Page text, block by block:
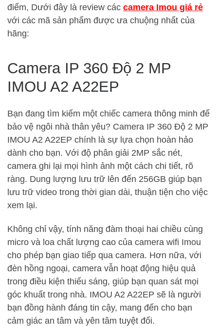
điểm, Dưới đây là review các camera Imou giá rẻ
với các mã sản phẩm được ưa chuộng nhất của
hãng:
Camera IP 360 Độ 2 MP
IMOU A2 A22EP
Bạn đang tìm kiếm một chiếc camera thông minh để
bảo vệ ngôi nhà thân yêu? Camera IP 360 Độ 2 MP
IMOU A2 A22EP chính là sự lựa chọn hoàn hảo
dành cho bạn. Với độ phân giải 2MP sắc nét,
camera ghi lại mọi hình ảnh một cách chi tiết, rõ
ràng. Dung lượng lưu trữ lên đến 256GB giúp bạn
lưu trữ video trong thời gian dài, thuận tiện cho việc
xem lại.
Không chỉ vậy, tính năng đàm thoại hai chiều cùng
micro và loa chất lượng cao của camera wifi Imou
cho phép bạn giao tiếp qua camera. Hơn nữa, với
đèn hồng ngoại, camera vẫn hoạt động hiệu quả
trong điều kiện thiếu sáng, giúp bạn quan sát mọi
góc khuất trong nhà. IMOU A2 A22EP sẽ là người
bạn đồng hành đáng tin cậy, mang đến cho bạn
cảm giác an tâm và yên tâm tuyệt đối.